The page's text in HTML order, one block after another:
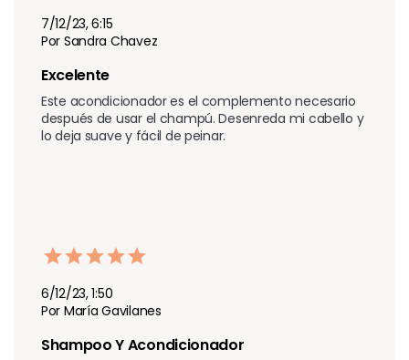
7/12/23, 6:15
Por Sandra Chavez
Excelente
Este acondicionador es el complemento necesario
después de usar el champú. Desenreda mi cabello y
lo deja suave y fácil de peinar.
6/12/23, 1:50
Por María Gavilanes
Shampoo Y Acondicionador